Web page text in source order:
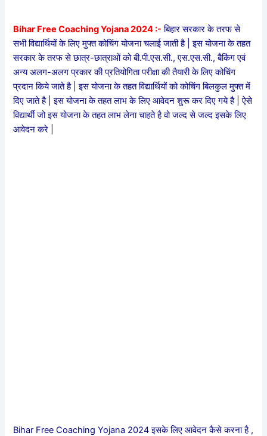
Bihar Free Coaching Yojana 2024 :- बिहार सरकार के तरफ से
सभी विद्यार्थियों के लिए मुफ्त कोचिंग योजना चलाई जाती है | इस योजना के तहत
सरकार के तरफ से छात्र-छात्राओं को बी.पी.एस.सी., एस.एस.सी., बैकिंग एवं
अन्य अलग-अलग प्रकार की प्रतियोगिता परीक्षा की तैयारी के लिए कोचिंग
प्रदान किये जाते है | इस योजना के तहत विद्यार्थियों को कोचिंग बिलकुल मुफ्त में
दिए जाते है | इस योजना के तहत लाभ के लिए आवेदन शुरू कर दिए गये है | ऐसे
विद्यार्थी जो इस योजना के तहत लाभ लेना चाहते है वो जल्द से जल्द इसके लिए
आवेदन करे |
Bihar Free Coaching Yojana 2024 इसके लिए आवेदन कैसे करना है ,